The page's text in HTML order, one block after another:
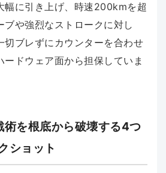
幅に引き上げ、時速200kmを超
ブや強烈なストロークに対し
切ブレずにカウンターを合わせ
ードウェア面から担保していま
を根底から破壊する4つ
ショット